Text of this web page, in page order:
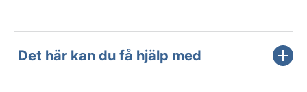
Det här kan du få hjälp med